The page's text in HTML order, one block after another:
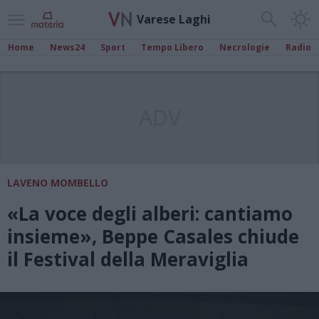
Varese Laghi
Home News24 Sport Tempo Libero Necrologie Radio
LAVENO MOMBELLO
«La voce degli alberi: cantiamo
insieme», Beppe Casales chiude
il Festival della Meraviglia